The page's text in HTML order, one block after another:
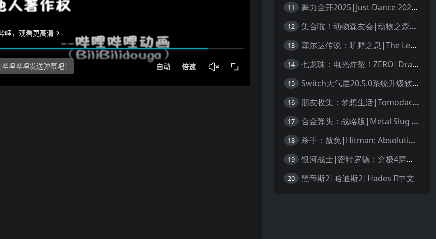
11 舞力全开2025|Just Dance 2025中文
12 集合啦！动物森友会|动物之森|Animal Crossing: New Horizons中文
13 塞尔达传说：旷野之息|The Legend of Zelda: Breath of the Wild中文
14 七龙珠：电光炸裂！ZERO|Dragon Ball: Sparking! Zero中文
15 Switch大气层20.5.0系统升级软硬破通用教程
16 朋友收集：梦想生活|Tomodachi Life: Living the Dream中文
17 合金弹头：战略版|Metal Slug Tactics中文
18 杀手：赦免|Hitman: Absolution汉化
19 银河战士|密特罗德：究极4穿越未知|Metroid Prime 4: Beyond中文
20 黑帝斯2|哈迪斯2|Hades II中文